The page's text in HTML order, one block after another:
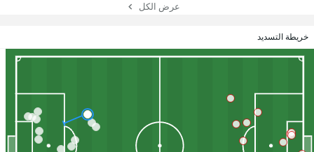
عرض الكل
خريطة التسديد